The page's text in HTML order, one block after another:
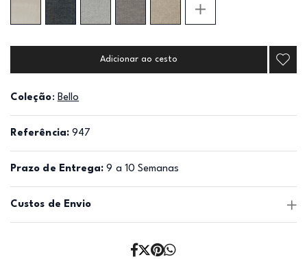
Adicionar ao cesto
Coleção: Bello
Referência: 947
Prazo de Entrega: 9 a 10 Semanas
Custos de Envio